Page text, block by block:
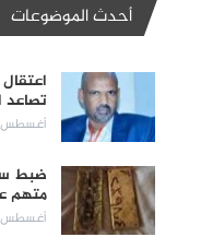
أحدث الموضوعات
أغسطس 8, 2026
متهم
أغسطس 8, 2026